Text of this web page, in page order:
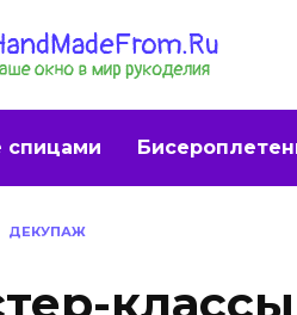
спицами
ДЕКУПАЖ